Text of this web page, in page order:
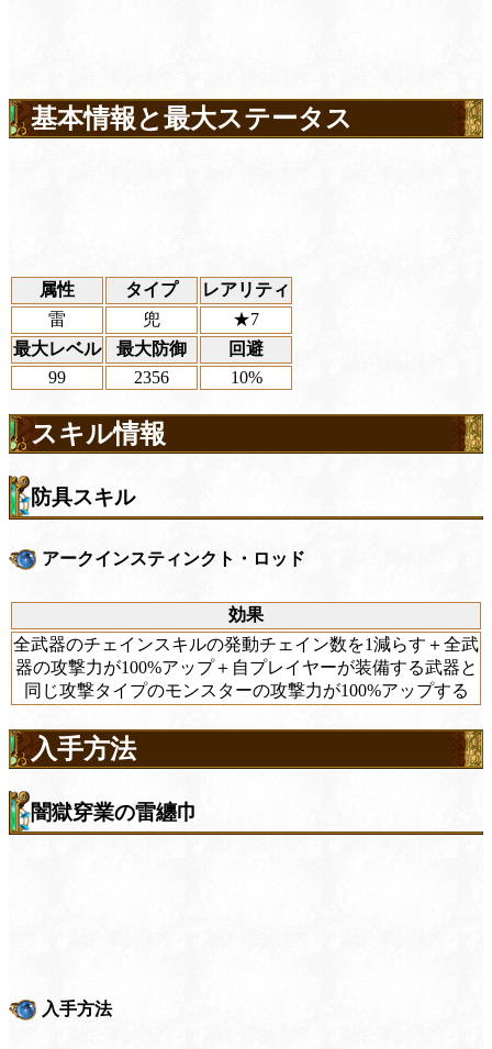
基本情報と最大ステータス
属性 タイプ
レアリティ
雷
兜
★7
最大レベル
最大防御
回避
99
2356 10%
スキル情報
防具スキル
アークインスティンクト・ロッド
効果
全武器のチェインスキルの発動チェイン数を1減らす＋全武
器の攻撃力が100%アップ＋自プレイヤーが装備する武器と
同じ攻撃タイプのモンスターの攻撃力が100%アップする
入手方法
闇獄穿業の雷纏巾
入手方法